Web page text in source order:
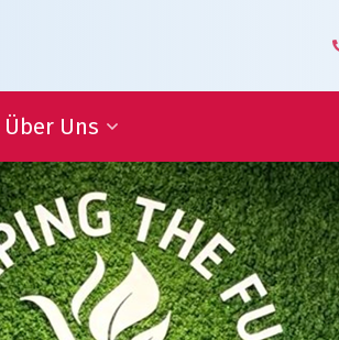
Über Uns
Geschäftsführung und
Management
Logistik-Kompetenzzentrum
Unsere Mitarbeiter
Geschäftspartner über Uns
Unsere Geschichte